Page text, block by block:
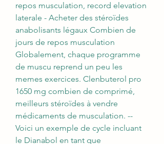
repos musculation, record elevation
laterale - Acheter des stéroïdes
anabolisants légaux Combien de
jours de repos musculation
Globalement, chaque programme
de muscu reprend un peu les
memes exercices. Clenbuterol pro
1650 mg combien de comprimé,
meilleurs stéroïdes à vendre
médicaments de musculation. --
Voici un exemple de cycle incluant
le Dianabol en tant que